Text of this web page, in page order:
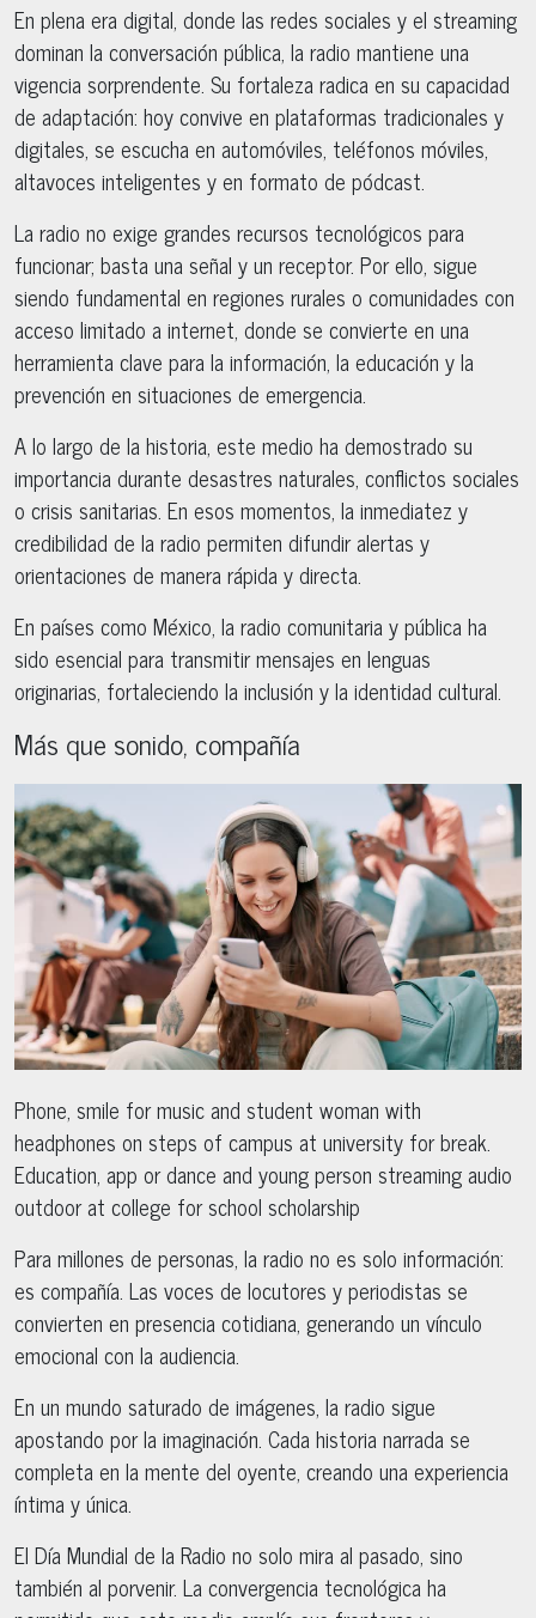
En plena era digital, donde las redes sociales y el streaming
dominan la conversación pública, la radio mantiene una
vigencia sorprendente. Su fortaleza radica en su capacidad
de adaptación: hoy convive en plataformas tradicionales y
digitales, se escucha en automóviles, teléfonos móviles,
altavoces inteligentes y en formato de pódcast.
La radio no exige grandes recursos tecnológicos para
funcionar; basta una señal y un receptor. Por ello, sigue
siendo fundamental en regiones rurales o comunidades con
acceso limitado a internet, donde se convierte en una
herramienta clave para la información, la educación y la
prevención en situaciones de emergencia.
A lo largo de la historia, este medio ha demostrado su
importancia durante desastres naturales, conflictos sociales
o crisis sanitarias. En esos momentos, la inmediatez y
credibilidad de la radio permiten difundir alertas y
orientaciones de manera rápida y directa.
En países como México, la radio comunitaria y pública ha
sido esencial para transmitir mensajes en lenguas
originarias, fortaleciendo la inclusión y la identidad cultural.
Más que sonido, compañía
Phone, smile for music and student woman with
headphones on steps of campus at university for break.
Education, app or dance and young person streaming audio
outdoor at college for school scholarship
Para millones de personas, la radio no es solo información:
es compañía. Las voces de locutores y periodistas se
convierten en presencia cotidiana, generando un vínculo
emocional con la audiencia.
En un mundo saturado de imágenes, la radio sigue
apostando por la imaginación. Cada historia narrada se
completa en la mente del oyente, creando una experiencia
íntima y única.
El Día Mundial de la Radio no solo mira al pasado, sino
también al porvenir. La convergencia tecnológica ha